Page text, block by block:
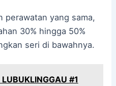
perawatan yang sama,
30% hingga 50%
seri di bawahnya.
#1